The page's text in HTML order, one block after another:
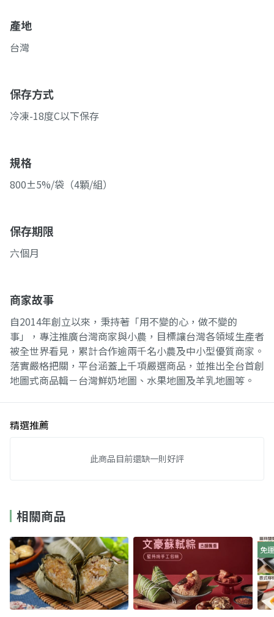
產地
台灣
保存方式
冷凍-18度C以下保存
規格
800±5%/袋（4顆/組）
保存期限
六個月
商家故事
自2014年創立以來，秉持著「用不變的心，做不變的
事」，專注推廣台灣商家與小農，目標讓台灣各領域生產者
被全世界看見，累計合作逾兩千名小農及中小型優質商家。
落實嚴格把關，平台涵蓋上千項嚴選商品，並推出全台首創
地圖式商品輯－台灣鮮奶地圖、水果地圖及羊乳地圖等。
精選推薦
此商品目前還缺一則好評
相關商品
免運